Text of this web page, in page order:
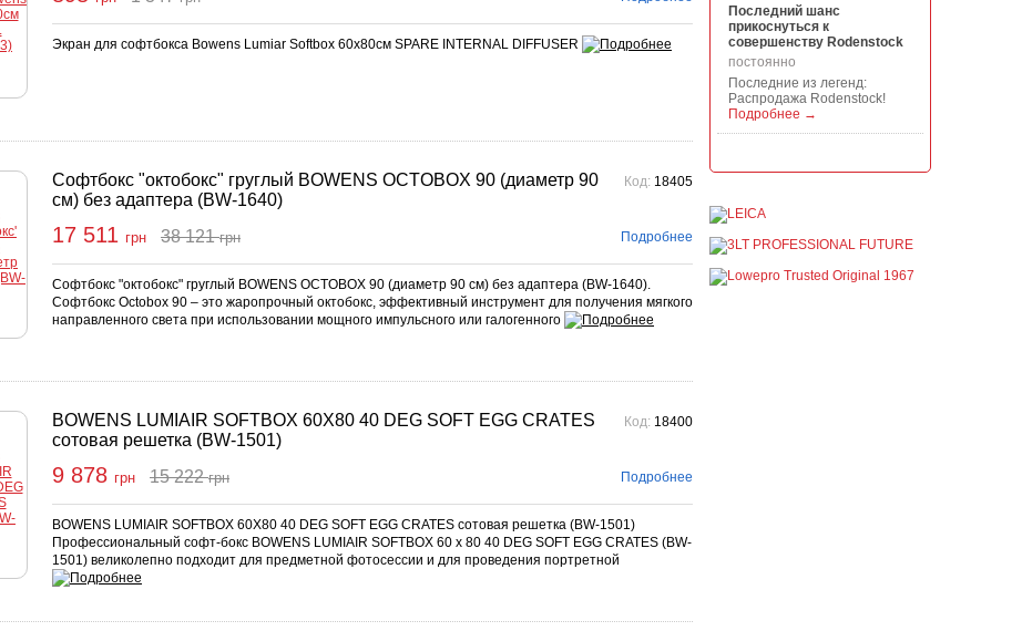
Экран для софтбокса Bowens Lumiar Softbox 60x80см SPARE INTERNAL DIFFUSER
Софтбокс "октобокс" груглый BOWENS OCTOBOX 90 (диаметр 90
см) без адаптера (BW-1640)
Код: 18405
17 511 грн 38 121грн
Купить Подробнее
Софтбокс "октобокс" груглый BOWENS OCTOBOX 90 (диаметр 90 см) без адаптера (BW-1640).
Софтбокс Octobox 90 – это жаропрочный октобокс, эффективный инструмент для получения мягкого
направленного света при использовании мощного импульсного или галогенного
BOWENS LUMIAIR SOFTBOX 60X80 40 DEG SOFT EGG CRATES
сотовая решетка (BW-1501)
Код: 18400
9 878 грн 15 222грн
Купить Подробнее
BOWENS LUMIAIR SOFTBOX 60X80 40 DEG SOFT EGG CRATES сотовая решетка (BW-1501)
Профессиональный софт-бокс BOWENS LUMIAIR SOFTBOX 60 x 80 40 DEG SOFT EGG CRATES (BW-
1501) великолепно подходит для предметной фотосессии и для проведения портретной
Последний шанс
прикоснуться к
совершенству Rodenstock
постоянно
Последние из легенд:
Распродажа Rodenstock!
Подробнее →
Manfrotto, National
продукции Manfrotto, National
гарантиров...
Подробнее →